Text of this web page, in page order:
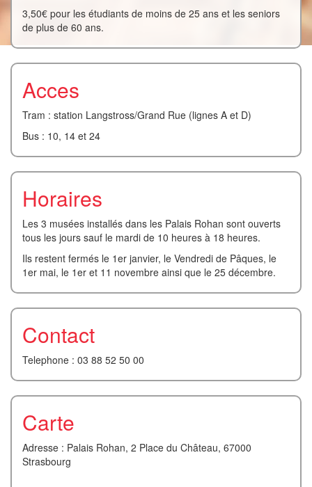
3,50€ pour les étudiants de moins de 25 ans et les seniors
de plus de 60 ans.
Acces
Tram : station Langstross/Grand Rue (lignes A et D)
Bus : 10, 14 et 24
Horaires
Les 3 musées installés dans les Palais Rohan sont ouverts
tous les jours sauf le mardi de 10 heures à 18 heures.
Ils restent fermés le 1er janvier, le Vendredi de Pâques, le
1er mai, le 1er et 11 novembre ainsi que le 25 décembre.
Contact
Telephone : 03 88 52 50 00
Carte
Adresse : Palais Rohan, 2 Place du Château, 67000
Strasbourg